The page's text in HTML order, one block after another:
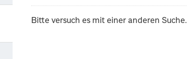
Bitte versuch es mit einer anderen Suche.